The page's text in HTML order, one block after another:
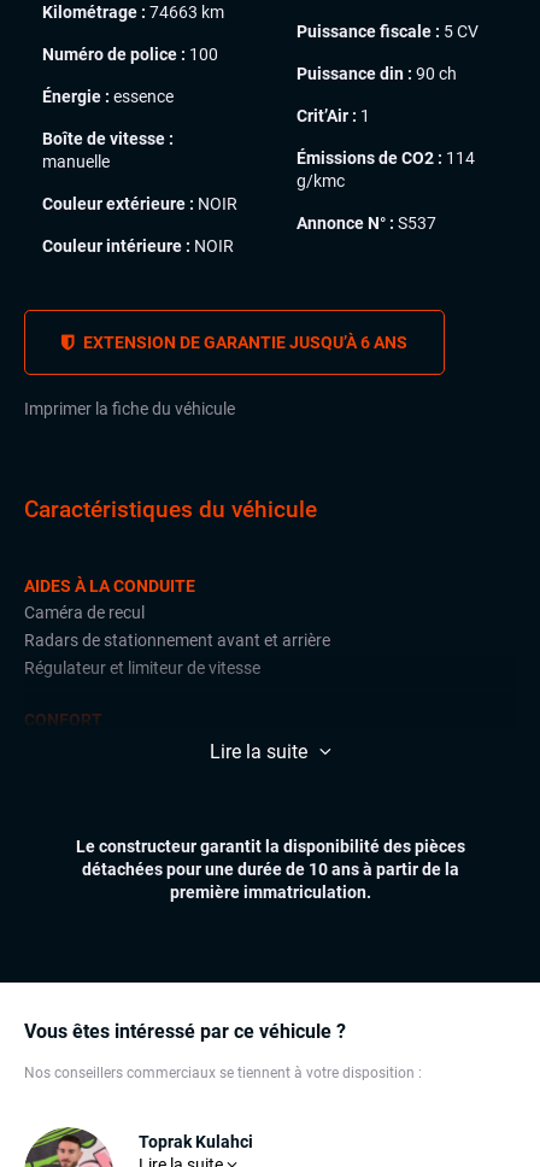
Kilométrage : 74663 km
Numéro de police : 100
Énergie : essence
Boîte de vitesse :
manuelle
Couleur extérieure : NOIR
Couleur intérieure : NOIR
Puissance fiscale : 5 CV
Puissance din : 90 ch
Crit’Air : 1
Émissions de CO2 : 114
g/kmc
Annonce N° : S537
EXTENSION DE GARANTIE JUSQU’À 6 ANS
Imprimer la fiche du véhicule
Vous êtes intéressé par ce véhicule ?
Nos conseillers commerciaux se tiennent à votre disposition :
Toprak Kulahci
Véritable concentré d’énergie, Toprak insuffle bonne
Caractéristiques du véhicule
AIDES À LA CONDUITE
Caméra de recul
Radars de stationnement avant et arrière
Régulateur et limiteur de vitesse
CONFORT
Accès et démarrage mains libres
Volant multifonctions
Ordinateur de bord
Support telephone
Système Start and Stop
Téléphone Bluetooth
Lire la suite
Le constructeur garantit la disponibilité des pièces
détachées pour une durée de 10 ans à partir de la
première immatriculation.